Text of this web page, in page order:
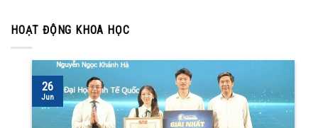
HOẠT ĐỘNG KHOA HỌC
26
Jun